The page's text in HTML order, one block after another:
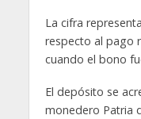
La cifra
respecto al pago
cuando el bono
El depósito se
monedero Patria